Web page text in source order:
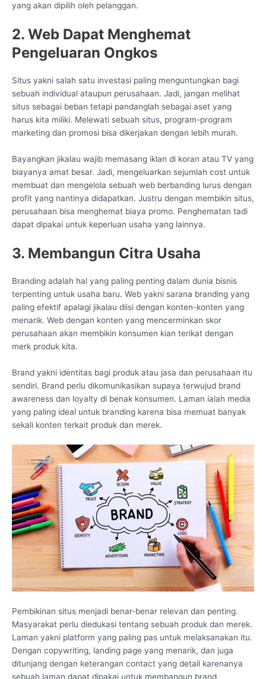
yang akan dipilih oleh pelanggan.
2. Web Dapat Menghemat
Pengeluaran Ongkos
Situs yakni salah satu investasi paling menguntungkan bagi
sebuah individual ataupun perusahaan. Jadi, jangan melihat
situs sebagai beban tetapi pandanglah sebagai aset yang
harus kita miliki. Melewati sebuah situs, program-program
marketing dan promosi bisa dikerjakan dengan lebih murah.
Bayangkan jikalau wajib memasang iklan di koran atau TV yang
biayanya amat besar. Jadi, mengeluarkan sejumlah cost untuk
membuat dan mengelola sebuah web berbanding lurus dengan
profit yang nantinya didapatkan. Justru dengan membikin situs,
perusahaan bisa menghemat biaya promo. Penghematan tadi
dapat dipakai untuk keperluan usaha yang lainnya.
3. Membangun Citra Usaha
Branding adalah hal yang paling penting dalam dunia bisnis
terpenting untuk usaha baru. Web yakni sarana branding yang
paling efektif apalagi jikalau diisi dengan konten-konten yang
menarik. Web dengan konten yang mencerminkan skor
perusahaan akan membikin konsumen kian terikat dengan
merk produk kita.
Brand yakni identitas bagi produk atau jasa dan perusahaan itu
sendiri. Brand perlu dikomunikasikan supaya terwujud brand
awareness dan loyalty di benak konsumen. Laman ialah media
yang paling ideal untuk branding karena bisa memuat banyak
sekali konten terkait produk dan merek.
Pembikinan situs menjadi benar-benar relevan dan penting.
Masyarakat perlu diedukasi tentang sebuah produk dan merek.
Laman yakni platform yang paling pas untuk melaksanakan itu.
Dengan copywriting, landing page yang menarik, dan juga
ditunjang dengan keterangan contact yang detail karenanya
sebuah laman dapat dipakai untuk membangun brand.